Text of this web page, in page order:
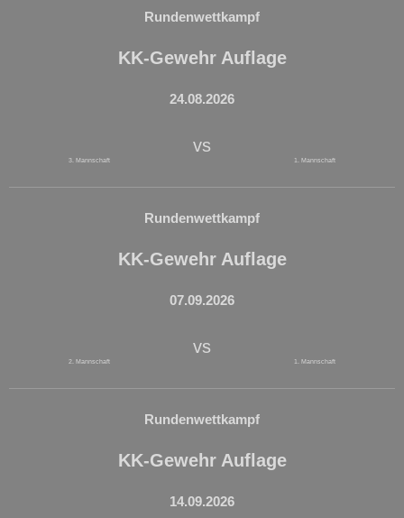
Rundenwettkampf
KK-Gewehr Auflage
24.08.2026
3. Mannschaft
vs
1. Mannschaft
Rundenwettkampf
KK-Gewehr Auflage
07.09.2026
2. Mannschaft
vs
1. Mannschaft
Rundenwettkampf
KK-Gewehr Auflage
14.09.2026